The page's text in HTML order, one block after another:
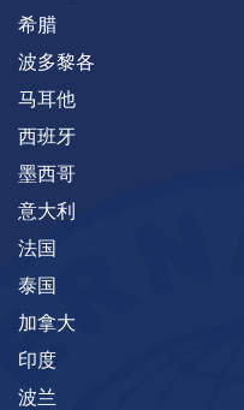
希腊
波多黎各
马耳他
西班牙
墨西哥
意大利
法国
泰国
加拿大
印度
波兰